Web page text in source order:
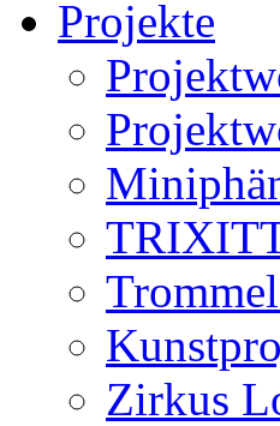
Projekte
Zirkus